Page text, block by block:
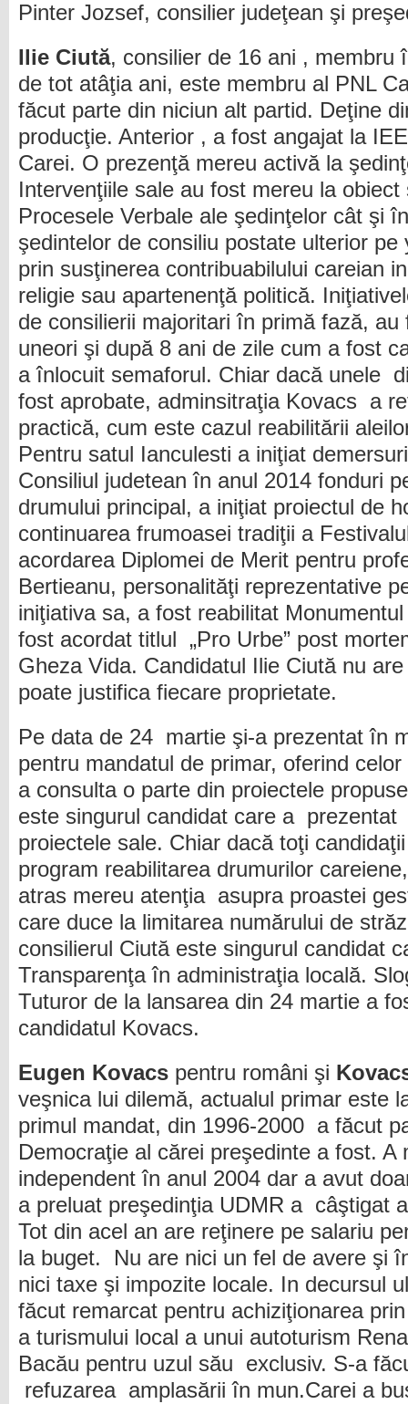
Pinter Jozsef, consilier judeţean şi
Ilie Ciută, consilier de 16 ani , membru
de tot atâţia ani, este membru al PNL
făcut parte din niciun alt partid. Deţine
producţie. Anterior , a fost angajat la
Carei. O prezenţă mereu activă la
Intervenţiile sale au fost mereu la
Procesele Verbale ale şedinţelor cât şi
şedintelor de consiliu postate ulterior
prin susţinerea contribuabilului careian
religie sau apartenenţă politică.
de consilierii majoritari în primă fază,
uneori şi după 8 ani de zile cum a fost
a înlocuit semaforul. Chiar dacă unele
fost aprobate, adminsitraţia Kovacs a
practică, cum este cazul reabilitării
Pentru satul Ianculesti a iniţiat
Consiliul judetean în anul 2014 fonduri
drumului principal, a iniţiat proiectul de
continuarea frumoasei tradiţii a
acordarea Diplomei de Merit pentru
Bertieanu, personalităţi reprezentative
iniţiativa sa, a fost reabilitat
fost acordat titlul „Pro Urbe” post
Gheza Vida. Candidatul Ilie Ciută nu
poate justifica fiecare proprietate.
Pe data de 24 martie şi-a prezentat în
pentru mandatul de primar, oferind
a consulta o parte din proiectele
este singurul candidat care a
proiectele sale. Chiar dacă toţi
program reabilitarea drumurilor
atras mereu atenţia asupra proastei
care duce la limitarea numărului de
consilierul Ciută este singurul candidat
Transparenţa în administraţia locală.
Tuturor de la lansarea din 24 martie a
candidatul Kovacs.
Eugen Kovacs pentru români şi
veşnica lui dilemă, actualul primar este
primul mandat, din 1996-2000 a făcut
Democraţie al cărei preşedinte a fost. A
independent în anul 2004 dar a avut
a preluat preşedinţia UDMR a câştigat
Tot din acel an are reţinere pe salariu
la buget. Nu are nici un fel de avere şi
nici taxe şi impozite locale. In decursul
făcut remarcat pentru achiziţionarea
a turismului local a unui autoturism
Bacău pentru uzul său exclusiv. S-a
refuzarea amplasării în mun.Carei a